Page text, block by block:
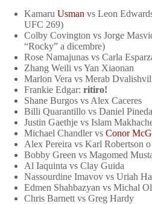
Kamaru Usman vs Leon
UFC 269)
Colby Covington vs Jorge
“Rocky” a dicembre)
Rose Namajunas vs Carla
Zhang Weili vs Yan Xiaonan
Marlon Vera vs Merab
Frankie Edgar: ritiro!
Shane Burgos vs Alex Caceres
Billi Quarantillo vs Daniel Pineda
Justin Gaethje vs Islam
Michael Chandler vs Conor
Alex Pereira vs Karl Robertson
Bobby Green vs Magomed
Al Iaquinta vs Clay Guida
Nassourdine Imavov vs Uriah
Edmen Shahbazyan vs Michal
Chris Barnett vs Greg Hardy